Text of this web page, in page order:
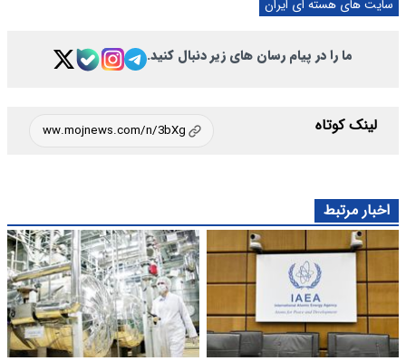
سایت های هسته ای ایران
ما را در پیام رسان های زیر دنبال کنید.
لینک کوتاه
اخبار مرتبط